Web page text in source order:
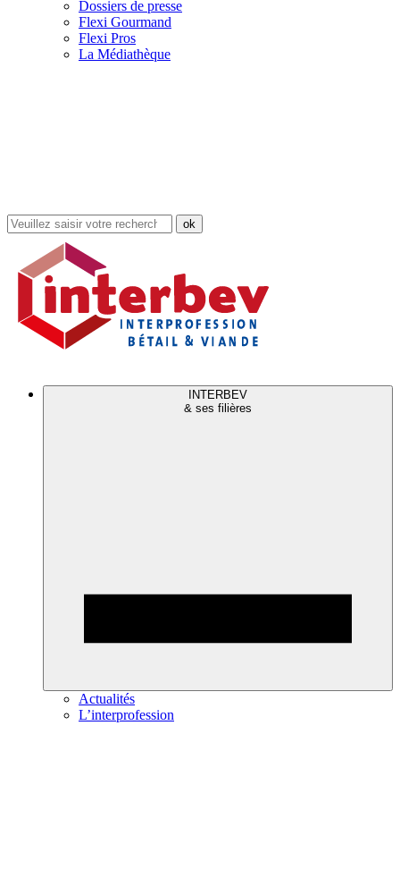
Dossiers de presse
Flexi Gourmand
Flexi Pros
La Médiathèque
Rechercher
dans
site
INTERBEV
& ses filières
Actualités
L’interprofession